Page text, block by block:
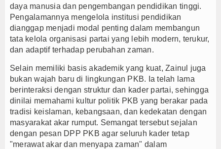
daya manusia dan pengembangan pendidikan tinggi.
Pengalamannya mengelola institusi pendidikan
dianggap menjadi modal penting dalam membangun
tata kelola organisasi partai yang lebih modern, terukur,
dan adaptif terhadap perubahan zaman.
Selain memiliki basis akademik yang kuat, Zainul juga
bukan wajah baru di lingkungan PKB. Ia telah lama
berinteraksi dengan struktur dan kader partai, sehingga
dinilai memahami kultur politik PKB yang berakar pada
tradisi keislaman, kebangsaan, dan kedekatan dengan
masyarakat akar rumput. Semangat tersebut sejalan
dengan pesan DPP PKB agar seluruh kader tetap
"merawat akar dan menyapa zaman" dalam